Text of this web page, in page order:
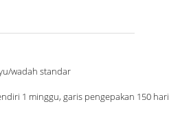
wadah standar
1 minggu, garis pengepakan 150 hari